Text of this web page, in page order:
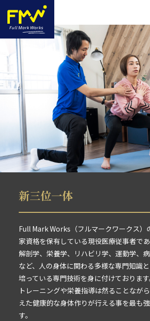
新三位一体
Full Mark Works（フルマークワークス）
家資格を保有している現役医療従事者であ
解剖学、栄養学、リハビリ学、運動学、病
など、人の身体に関わる多様な専門知識
培っている専門技術を身に付けております
トレーニングや栄養指導は然ることなが
えた健康的な身体作りが行える事を最も
す。